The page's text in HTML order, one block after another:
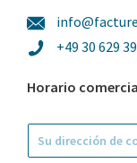
+49 30 629
Horario